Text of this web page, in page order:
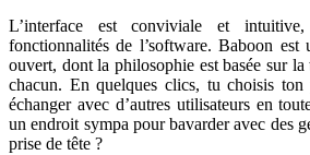
L’interface est conviviale et
fonctionnalités de l’software. Baboon est
ouvert, dont la philosophie est basée sur la
chacun. En quelques clics, tu choisis
échanger avec d’autres utilisateurs en
un endroit sympa pour bavarder avec des
prise de tête ?